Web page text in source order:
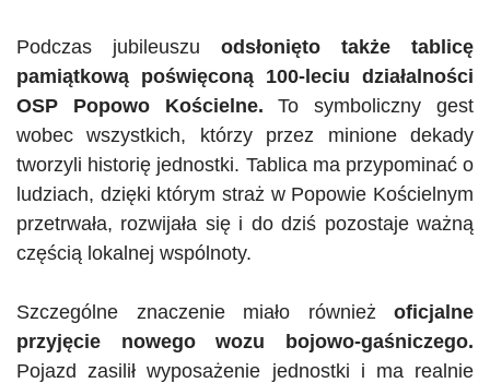
Podczas jubileuszu odsłonięto także tablicę
pamiątkową poświęconą 100-leciu działalności
OSP Popowo Kościelne. To symboliczny gest
wobec wszystkich, którzy przez minione dekady
tworzyli historię jednostki. Tablica ma przypominać o
ludziach, dzięki którym straż w Popowie Kościelnym
przetrwała, rozwijała się i do dziś pozostaje ważną
częścią lokalnej wspólnoty.
Szczególne znaczenie miało również oficjalne
przyjęcie nowego wozu bojowo-gaśniczego.
Pojazd zasilił wyposażenie jednostki i ma realnie